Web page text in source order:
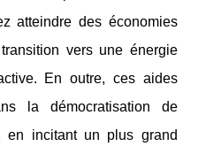
atteindre des économies
vers une énergie
En outre, ces aides
la démocratisation de
en incitant un plus grand